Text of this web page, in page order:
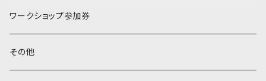
ワークショップ参加券
その他